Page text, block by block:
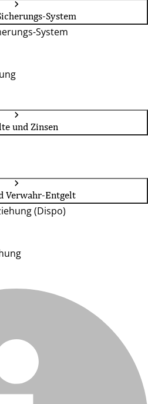
System
System
und Zinsen
Verwahr-Entgelt
(Dispo)